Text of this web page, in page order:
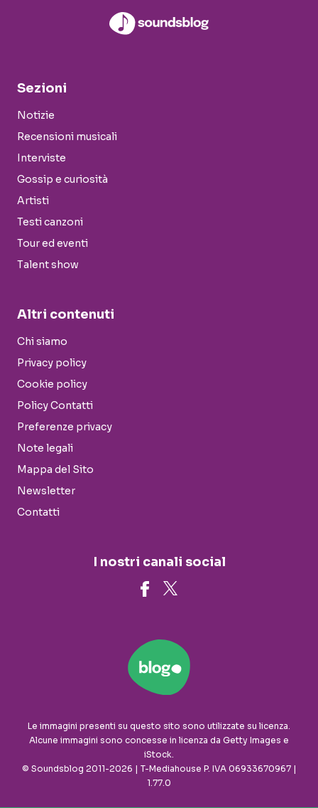
Sezioni
Notizie
Recensioni musicali
Interviste
Gossip e curiosità
Artisti
Testi canzoni
Tour ed eventi
Talent show
Altri contenuti
Chi siamo
Privacy policy
Cookie policy
Policy Contatti
Preferenze privacy
Note legali
Mappa del Sito
Newsletter
Contatti
I nostri canali social
Le immagini presenti su questo sito sono utilizzate su licenza.
Alcune immagini sono concesse in licenza da Getty Images e
iStock.
© Soundsblog 2011-2026 | T-Mediahouse P. IVA 06933670967 |
1.77.0